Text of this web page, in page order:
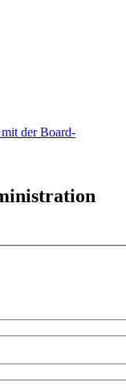
der Board-